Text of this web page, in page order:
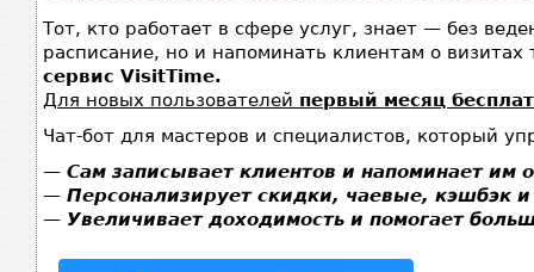
Тот, кто работает в сфере услуг, знает — без
расписание, но и напоминать клиентам о
сервис VisitTime.
Для новых пользователей первый месяц
Чат-бот для мастеров и специалистов, который
— Сам записывает клиентов и напоминает им
— Персонализирует скидки, чаевые, кэшбэк
— Увеличивает доходимость и помогает